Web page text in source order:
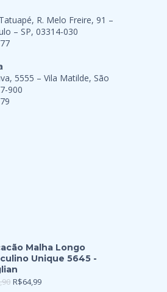
R. Melo Freire, 91 –
– SP, 03314-030
5555 – Vila Matilde, São
900
Malha Longo
Unique 5645 -
R$64,99